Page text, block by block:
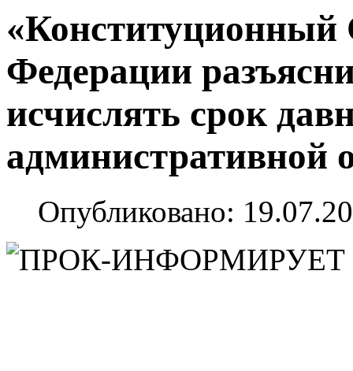
«Конституционный
Федерации
исчислять срок
административной
Опубликовано: